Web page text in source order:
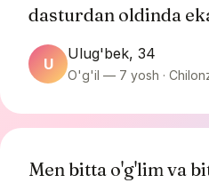
dasturdan oldinda
U
Ulug'bek, 34
O'g'il — 7 yosh ·
Men bitta o'g'lim va